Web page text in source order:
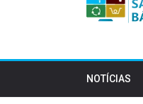
NOTÍCIAS